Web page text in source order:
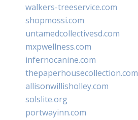
walkers-treeservice.com
shopmossi.com
untamedcollectivesd.com
mxpwellness.com
infernocanine.com
thepaperhousecollection.com
allisonwillisholley.com
solslite.org
portwayinn.com